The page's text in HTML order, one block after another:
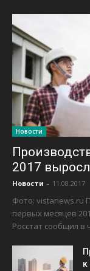
Новости
2017
Новости - 11.08.2017
Фото: vistanews.ru
первых месяцев
Росстат сообщил в
к